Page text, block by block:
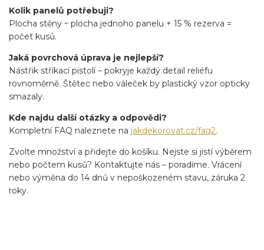
Kolik panelů potřebuji?
Plocha stěny ÷ plocha jednoho panelu + 15 % rezerva =
počet kusů.
Jaká povrchová úprava je nejlepší?
Nástřik stříkací pistolí – pokryje každý detail reliéfu
rovnoměrně. Štětec nebo váleček by plastický vzor opticky
smazaly.
Kde najdu další otázky a odpovědi?
Kompletní FAQ naleznete na jakdekorovat.cz/faq2.
Zvolte množství a přidejte do košíku. Nejste si jistí výběrem
nebo počtem kusů? Kontaktujte nás – poradíme. Vrácení
nebo výměna do 14 dnů v nepoškozeném stavu, záruka 2
roky.